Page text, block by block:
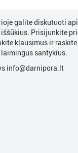
galite diskutuoti
Prisijunkite
klausimus ir raskite
santykius.
info@darnipora.lt